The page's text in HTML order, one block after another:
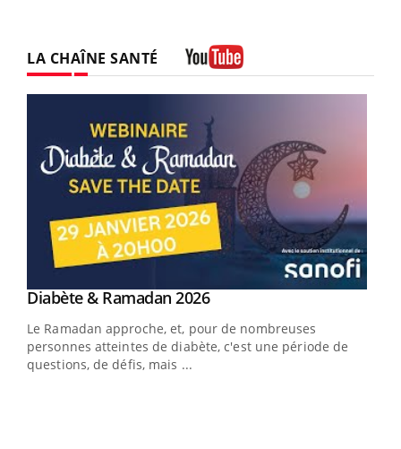
LA CHAÎNE SANTÉ
Youtube
Diabète & Ramadan 2026Youtube
Le Ramadan approche, et, pour de nombreuses
personnes atteintes de diabète, c'est une période de
questions, de défis, mais ...